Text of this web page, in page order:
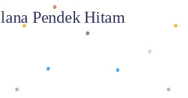
Pendek Hitam